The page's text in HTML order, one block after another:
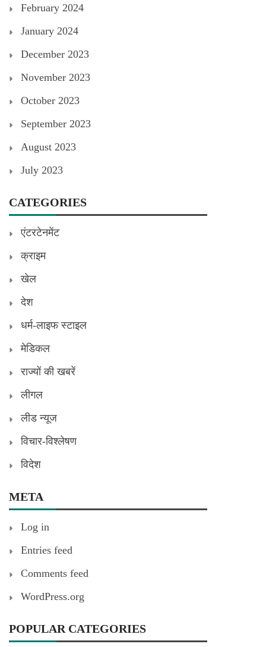
February 2024
January 2024
December 2023
November 2023
October 2023
September 2023
August 2023
July 2023
CATEGORIES
एंटरटेनमेंट
क्राइम
खेल
देश
धर्म-लाइफ स्टाइल
मेडिकल
राज्यों की खबरें
लीगल
लीड न्यूज
विचार-विश्लेषण
विदेश
META
Log in
Entries feed
Comments feed
WordPress.org
POPULAR CATEGORIES